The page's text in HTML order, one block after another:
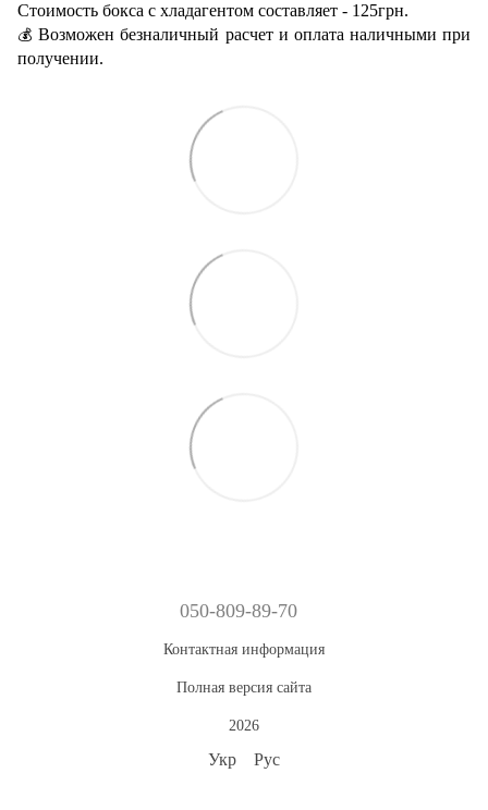
Стоимость бокса с хладагентом составляет - 125грн.
💰Возможен безналичный расчет и оплата наличными при
получении.
050-809-89-70
Контактная информация
Полная версия сайта
2026
Укр Рус